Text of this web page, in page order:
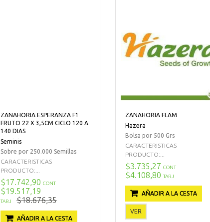
ZANAHORIA ESPERANZA F1
FRUTO 22 X 3,5CM CICLO 120 A
140 DIAS
Seminis
Sobre por 250.000 Semillas
CARACTERISTICAS
PRODUCTO:...
$17.742,90 CONT
$19.517,19
TARJ $18.676,35
AÑADIR A LA CESTA
ZANAHORIA FLAM
Hazera
Bolsa por 500 Grs
CARACTERISTICAS
PRODUCTO:...
$3.735,27 CONT
$4.108,80 TARJ
AÑADIR A LA CESTA
VER